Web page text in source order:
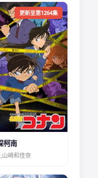
更新至第1264集
柯南
山崎和佳奈